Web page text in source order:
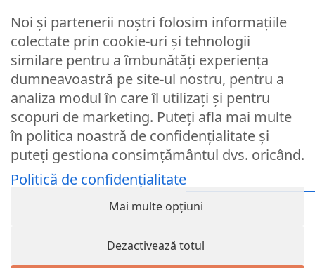
Parola
Remember Me
Logare
Lost your password?
© Partybaloane.ro - Toate drepturile rezervate. ™
Noi și partenerii noștri folosim informațiile
colectate prin cookie-uri și tehnologii
similare pentru a îmbunătăți experiența
dumneavoastră pe site-ul nostru, pentru a
analiza modul în care îl utilizați și pentru
scopuri de marketing. Puteți afla mai multe
în politica noastră de confidențialitate și
puteți gestiona consimțământul dvs. oricând.
Politică de confidențialitate
Mai multe opțiuni
Dezactivează totul